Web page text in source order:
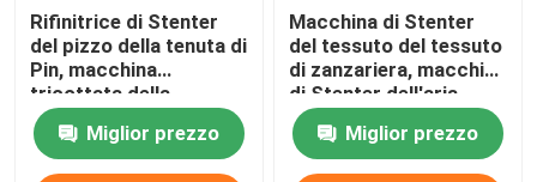
Rifinitrice di Stenter
del pizzo della tenuta di
Pin, macchina
tricottata della
regolazione di calore
del tessutoMiglior prezzo
Macchina di Stenter
del tessuto del tessuto
di zanzariera, macchina
di Stenter dell'aria
calda di tensione bassa
Miglior prezzo